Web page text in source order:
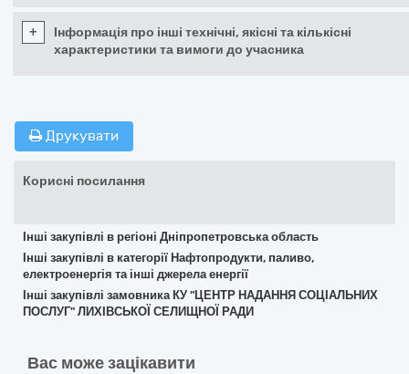
+
Інформація про інші технічні, якісні та кількісні
характеристики та вимоги до учасника
Друкувати
Корисні посилання
Інші закупівлі в регіоні Дніпропетровська область
Інші закупівлі в категорії Нафтопродукти, паливо,
електроенергія та інші джерела енергії
Інші закупівлі замовника КУ "ЦЕНТР НАДАННЯ СОЦІАЛЬНИХ
ПОСЛУГ" ЛИХІВСЬКОЇ СЕЛИЩНОЇ РАДИ
Вас може зацікавити